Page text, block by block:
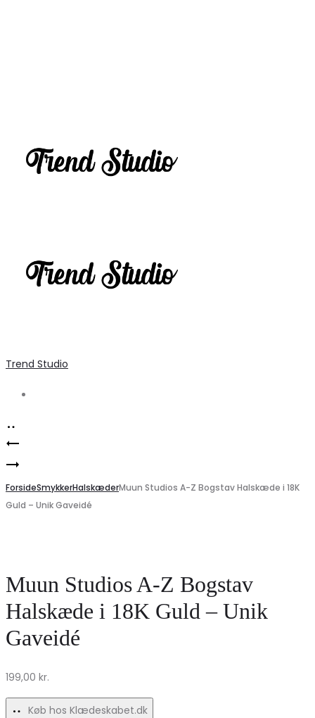
Trend Studio
Product
navigation
Chateau
dame
Blue
Trendy
stribet
skjorte
Must-
have
fra
ForsideSmykkerHalskæderMuun Studios A-Z Bogstav Halskæde i 18K
Guld – Unik Gaveidé
Muun Studios A-Z Bogstav
Halskæde i 18K Guld – Unik
Gaveidé
199,00 kr.
Køb hos Klædeskabet.dk